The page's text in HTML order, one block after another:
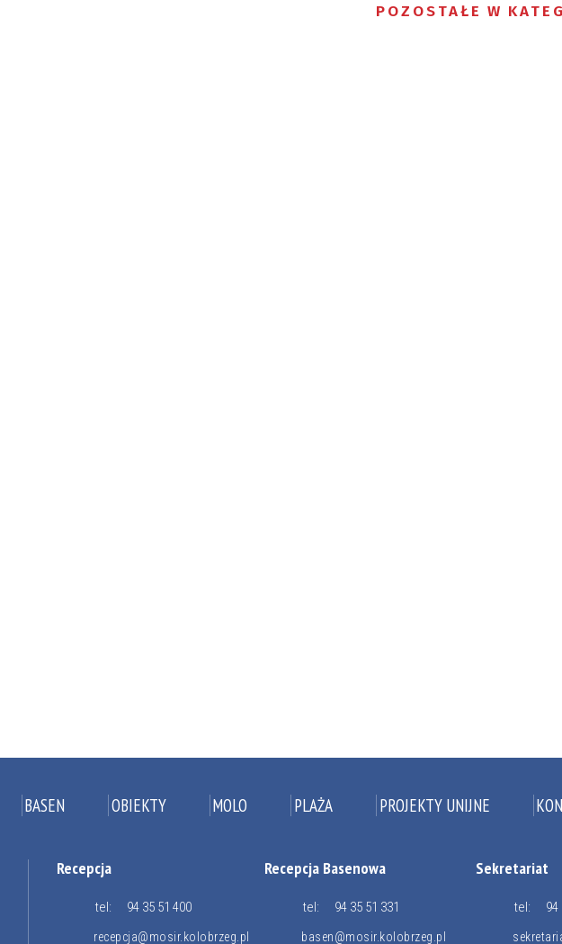
POZOSTAŁE W
BASEN OBIEKTY MOLO PLAŻA PROJEKTY UNIJNE
Recepcja
tel: 94 35 51 400
recepcja@mosir.kolobrzeg.pl
Recepcja Basenowa
tel: 94 35 51 331
basen@mosir.kolobrzeg.pl
Sekretariat
tel: 94